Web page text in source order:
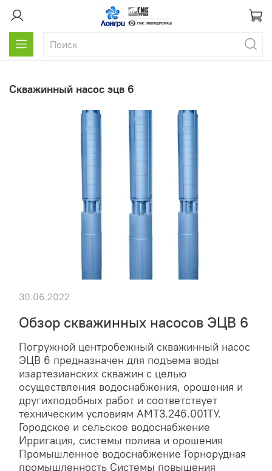
скважинный насос эцв 6
Обзор скважинных насосов ЭЦВ 6
Погружной центробежный скважинный насос
ЭЦВ 6 предназначен для подъема воды
изартезианских скважин с целью
осуществления водоснабжения, орошения и
другихподобных работ и соответствует
техническим условиям АМТ3.246.001ТУ.
Городское и сельское водоснабжение
Ирригация, системы полива и орошения
Промышленное водоснабжение Горнорудная
промышленность Системы повышения
30.06.2022